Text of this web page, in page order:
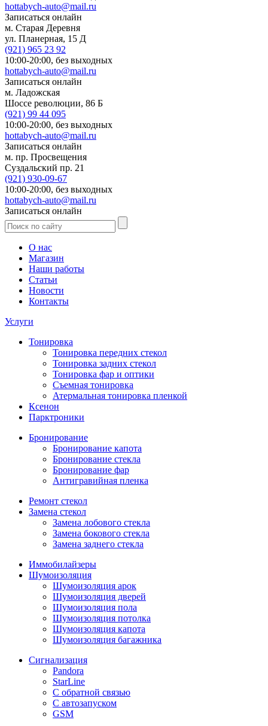
hottabych-auto@mail.ru
Записаться онлайн
м. Старая Деревня
ул. Планерная, 15 Д
(921) 965 23 92
10:00-20:00, без выходных
hottabych-auto@mail.ru
Записаться онлайн
м. Ладожская
Шоссе революции, 86 Б
(921) 99 44 095
10:00-20:00, без выходных
hottabych-auto@mail.ru
Записаться онлайн
м. пр. Просвещения
Суздальский пр. 21
(921) 930-09-67
10:00-20:00, без выходных
hottabych-auto@mail.ru
Записаться онлайн
О нас
Магазин
Наши работы
Статьи
Новости
Контакты
Услуги
Тонировка
Тонировка передних стекол
Тонировка задних стекол
Тонировка фар и оптики
Съемная тонировка
Атермальная тонировка пленкой
Ксенон
Парктроники
Бронирование
Бронирование капота
Бронирование стекла
Бронирование фар
Антигравийная пленка
Ремонт стекол
Замена стекол
Замена лобового стекла
Замена бокового стекла
Замена заднего стекла
Иммобилайзеры
Шумоизоляция
Шумоизоляция арок
Шумоизоляция дверей
Шумоизоляция пола
Шумоизоляция потолка
Шумоизоляция капота
Шумоизоляция багажника
Сигнализация
Pandora
StarLine
С обратной связью
С автозапуском
GSM